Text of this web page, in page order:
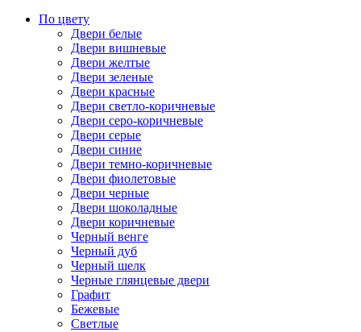
По цвету
Двери белые
Двери вишневые
Двери желтые
Двери зеленые
Двери красные
Двери светло-коричневые
Двери серо-коричневые
Двери серые
Двери синие
Двери темно-коричневые
Двери фиолетовые
Двери черные
Двери шоколадные
Двери коричневые
Черный венге
Черный дуб
Черный шелк
Черные глянцевые двери
Графит
Бежевые
Светлые